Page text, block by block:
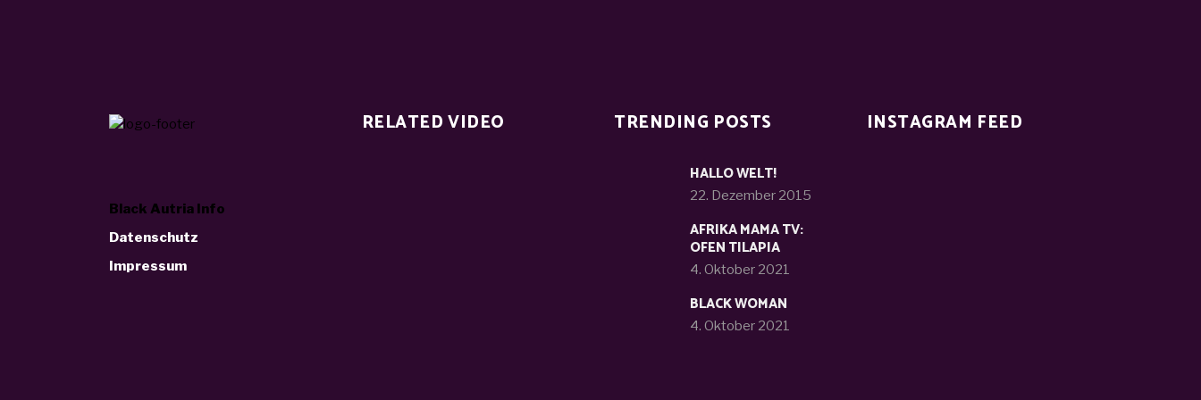
Black Autria Info
Datenschutz
Impressum
RELATED VIDEO TRENDING POSTS
HALLO WELT!
22. Dezember 2015
AFRIKA MAMA TV:
OFEN TILAPIA
4. Oktober 2021
BLACK WOMAN
4. Oktober 2021
INSTAGRAM FEED